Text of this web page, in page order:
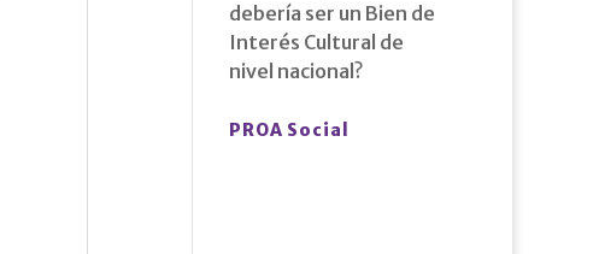
debería ser un Bien de
Interés Cultural de
nivel nacional?
PROA Social